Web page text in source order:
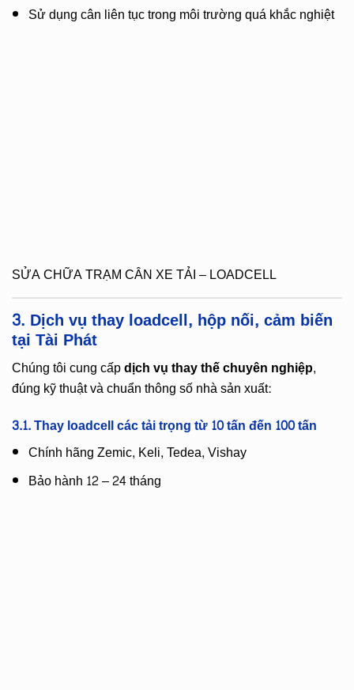
Sử dụng cân liên tục trong môi trường quá khắc nghiệt
SỬA CHỮA TRẠM CÂN XE TẢI – LOADCELL
3. Dịch vụ thay loadcell, hộp nối, cảm biến
tại Tài Phát
Chúng tôi cung cấpdịch vụ thay thế chuyên nghiệp,
đúng kỹ thuật và chuẩn thông số nhà sản xuất:
3.1. Thayloadcellcác tải trọng từ 10 tấn đến 100 tấn
Chính hãng Zemic, Keli, Tedea, Vishay
Bảo hành 12 – 24 tháng